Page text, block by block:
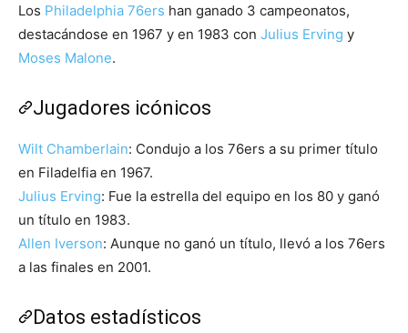
Los Philadelphia 76ers han ganado 3 campeonatos,
destacándose en 1967 y en 1983 con Julius Erving y
Moses Malone.
Jugadores icónicos
Wilt Chamberlain: Condujo a los 76ers a su primer título
en Filadelfia en 1967.
Julius Erving: Fue la estrella del equipo en los 80 y ganó
un título en 1983.
Allen Iverson: Aunque no ganó un título, llevó a los 76ers
a las finales en 2001.
Datos estadísticos